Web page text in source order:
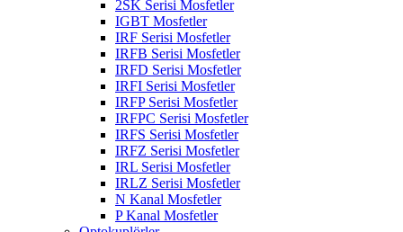
2SK Serisi Mosfetler
IGBT Mosfetler
IRF Serisi Mosfetler
IRFB Serisi Mosfetler
IRFD Serisi Mosfetler
IRFI Serisi Mosfetler
IRFP Serisi Mosfetler
IRFPC Serisi Mosfetler
IRFS Serisi Mosfetler
IRFZ Serisi Mosfetler
IRL Serisi Mosfetler
IRLZ Serisi Mosfetler
N Kanal Mosfetler
P Kanal Mosfetler